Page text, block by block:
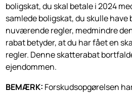
boligskat, du skal betale i 2024
samlede boligskat, du skulle have
nuværende regler, medmindre
rabat betyder, at du har fået en
regler. Denne skatterabat
ejendommen.
BEMÆRK: Forskudsopgørelsen